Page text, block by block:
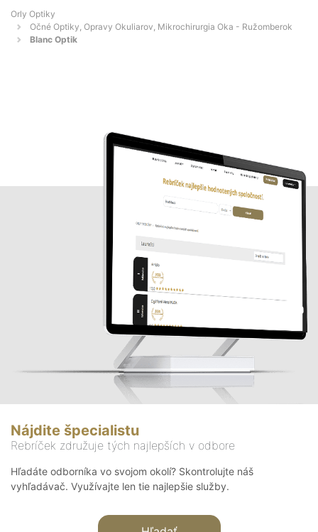
Orly Optiky
Očné Optiky, Opravy Okuliarov, Mikrochirurgia Oka - Ružomberok
Blanc Optik
Nájdite špecialistu
Rebríček združuje tých najlepších v odbore
Hľadáte odborníka vo svojom okolí? Skontrolujte náš
vyhľadávač. Využívajte len tie najlepšie služby.